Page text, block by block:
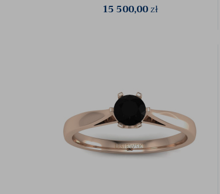
15 500,00zł